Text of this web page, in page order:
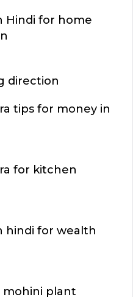
Hindi for home
direction
tips for money in
for kitchen
hindi for wealth
– mohini plant